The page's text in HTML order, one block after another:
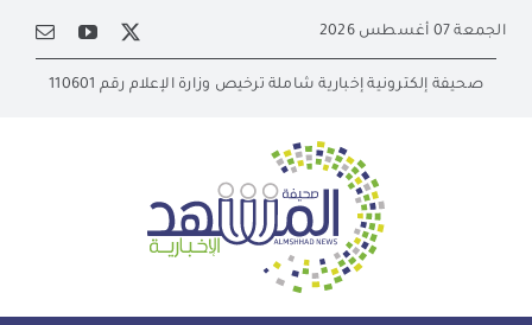
content
الجمعة 07 أغسطس 2026
صحيفة إلكترونية إخبارية شاملة ترخيص وزارة الإعلام رقم 110601